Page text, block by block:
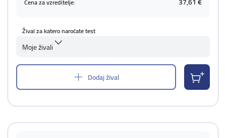
Žival za katero naročate test
Moje živali
Dodaj žival